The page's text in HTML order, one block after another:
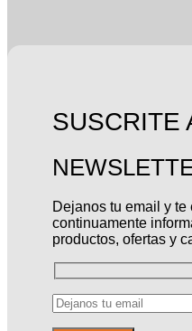
SUSCRITE
Dejanos tu email y te
continuamente
productos, ofertas y